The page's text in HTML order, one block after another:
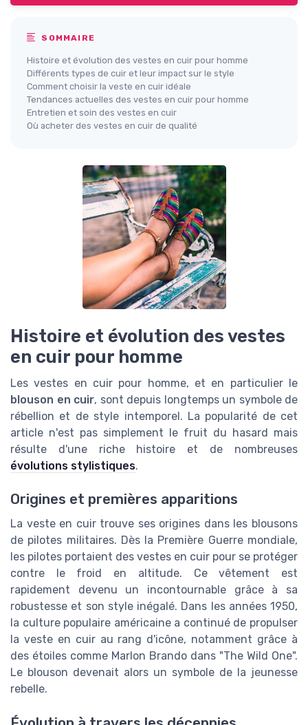
SOMMAIRE
Histoire et évolution des vestes en cuir pour homme
Différents types de cuir et leur impact sur le style
Comment choisir la veste en cuir idéale
Tendances actuelles des vestes en cuir pour homme
Entretien et soin des vestes en cuir
Où acheter des vestes en cuir de qualité
Histoire et évolution des vestes
en cuir pour homme
Les vestes en cuir pour homme, et en particulier le
blouson en cuir, sont depuis longtemps un symbole de
rébellion et de style intemporel. La popularité de cet
article n'est pas simplement le fruit du hasard mais
résulte d'une riche histoire et de nombreuses
évolutions stylistiques.
Origines et premières apparitions
La veste en cuir trouve ses origines dans les blousons
de pilotes militaires. Dès la Première Guerre mondiale,
les pilotes portaient des vestes en cuir pour se protéger
contre le froid en altitude. Ce vêtement est
rapidement devenu un incontournable grâce à sa
robustesse et son style inégalé. Dans les années 1950,
la culture populaire américaine a continué de propulser
la veste en cuir au rang d'icône, notamment grâce à
des étoiles comme Marlon Brando dans "The Wild One".
Le blouson devenait alors un symbole de la jeunesse
rebelle.